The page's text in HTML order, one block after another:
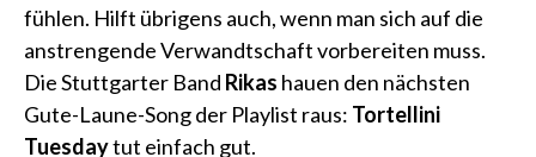
fühlen. Hilft übrigens auch, wenn man sich auf die
anstrengende Verwandtschaft vorbereiten muss.
Die Stuttgarter Band Rikas hauen den nächsten
Gute-Laune-Song der Playlist raus: Tortellini
Tuesdaytut einfach gut.